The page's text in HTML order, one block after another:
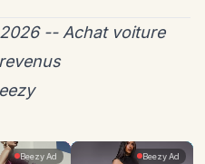
-- Achat voiture